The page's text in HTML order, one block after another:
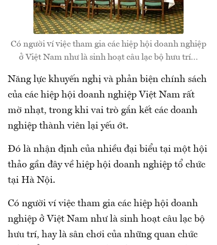
Có người ví việc tham gia các hiệp hội doanh nghiệp
ở Việt Nam như là sinh hoạt câu lạc bộ hưu trí...
Năng lực khuyến nghị và phản biện chính sách
của các hiệp hội doanh nghiệp Việt Nam rất
mờ nhạt, trong khi vai trò gắn kết các doanh
nghiệp thành viên lại yếu ớt.
Đó là nhận định của nhiều đại biểu tại một hội
thảo gần đây về hiệp hội doanh nghiệp tổ chức
tại Hà Nội.
Có người ví việc tham gia các hiệp hội doanh
nghiệp ở Việt Nam như là sinh hoạt câu lạc bộ
hưu trí, hay là sân chơi của những quan chức